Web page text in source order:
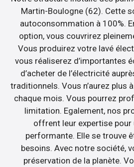
Martin-Boulogne (62). Cette
autoconsommation à 100%.
option, vous couvrirez
Vous produirez votre lavé
vous réaliserez d’importantes
d’acheter de l’électricité
traditionnels. Vous n’aurez plus
chaque mois. Vous pourrez
limitation. Egalement, nos
offrent leur expertise pour
performante. Elle se trouve
besoins. Avec notre société,
préservation de la planète.